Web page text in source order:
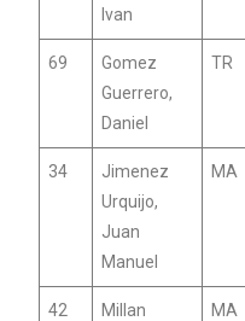
Ivan
69
Gomez
Guerrero,
Daniel
TR
34
Jimenez
Urquijo,
Juan
Manuel
MA
42
Millan
MA